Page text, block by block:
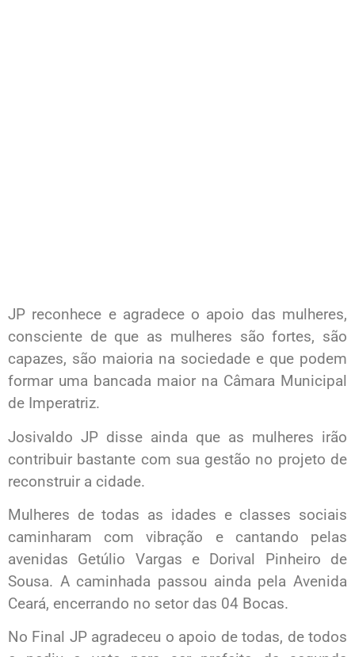
JP reconhece e agradece o apoio das mulheres,
consciente de que as mulheres são fortes, são
capazes, são maioria na sociedade e que podem
formar uma bancada maior na Câmara Municipal
de Imperatriz.
Josivaldo JP disse ainda que as mulheres irão
contribuir bastante com sua gestão no projeto de
reconstruir a cidade.
Mulheres de todas as idades e classes sociais
caminharam com vibração e cantando pelas
avenidas Getúlio Vargas e Dorival Pinheiro de
Sousa. A caminhada passou ainda pela Avenida
Ceará, encerrando no setor das 04 Bocas.
No Final JP agradeceu o apoio de todas, de todos